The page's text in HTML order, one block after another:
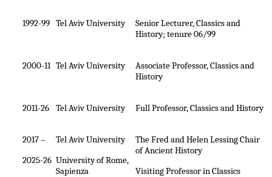
1992-99 Tel Aviv University
Senior Lecturer, Classics and
History; tenure 06/99
2000-11 Tel Aviv University
Associate Professor, Classics and
History
2011-26 Tel Aviv University Full Professor, Classics and History
2017 –
2025-26
Tel Aviv University
University of Rome,
Sapienza
The Fred and Helen Lessing Chair
of Ancient History
Visiting Professor in Classics